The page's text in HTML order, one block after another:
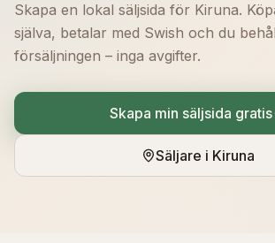
Skapa en lokal säljsida för Kiruna.
själva, betalar med Swish och du
försäljningen – inga avgifter.
Skapa min säljsida gratis
Säljare i Kiruna